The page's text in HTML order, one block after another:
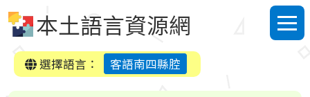
本土語言資源網
選單
選擇語言：
客語南四縣腔